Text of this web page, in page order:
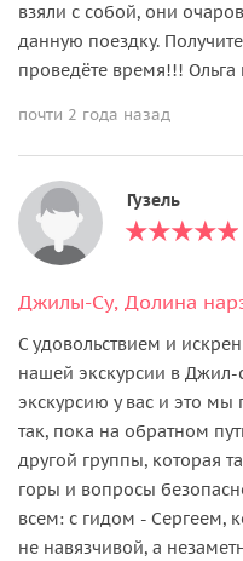
взяли с собой, они
данную поездку.
проведёте время!!! Ольга
почти 2 года назад
Гузель
С удовольствием и
нашей экскурсии в
экскурсию у вас и это мы
так, пока на обратном
другой группы, которая
горы и вопросы
всем: с гидом - Сергеем,
не навязчивой, а